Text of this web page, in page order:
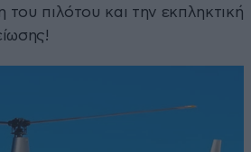
πιλότου και την εκπληκτική